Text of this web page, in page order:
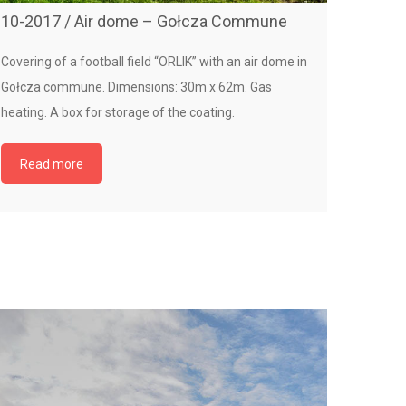
10-2017 / Air dome – Gołcza Commune
Covering of a football field “ORLIK” with an air dome in
Gołcza commune. Dimensions: 30m x 62m. Gas
heating. A box for storage of the coating.
Read more